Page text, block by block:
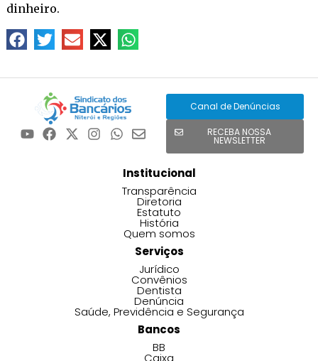
dinheiro.
Canal de Denúncias
RECEBA NOSSA
NEWSLETTER
Institucional
Transparência
Diretoria
Estatuto
História
Quem somos
Serviços
Jurídico
Convênios
Dentista
Denúncia
Saúde, Previdência e Segurança
Bancos
BB
Caixa